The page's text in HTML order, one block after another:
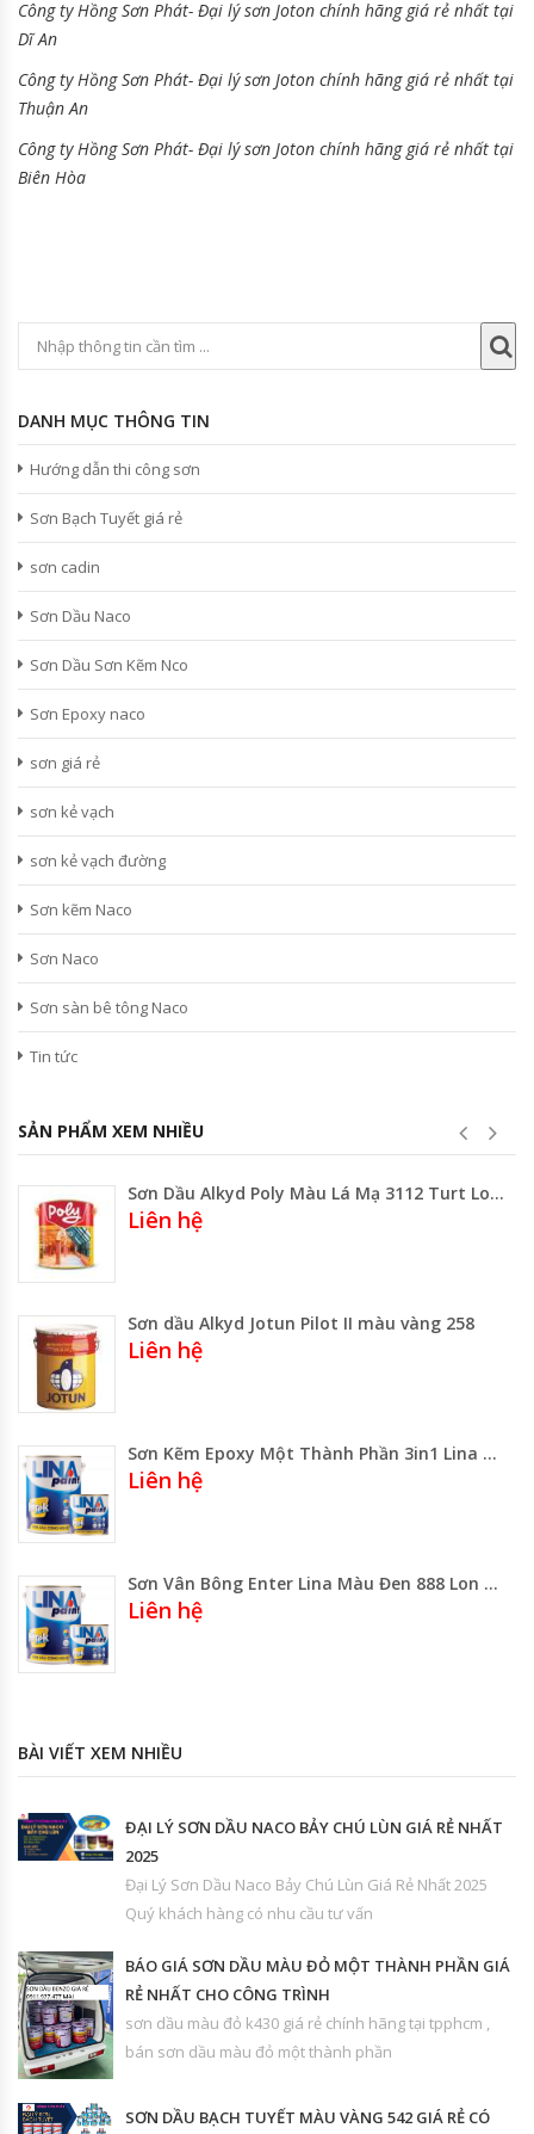
Công ty Hồng Sơn Phát- Đại lý sơn Joton chính hãng giá rẻ nhất tại
Dĩ An
Công ty Hồng Sơn Phát- Đại lý sơn Joton chính hãng giá rẻ nhất tại
Thuận An
Công ty Hồng Sơn Phát- Đại lý sơn Joton chính hãng giá rẻ nhất tại
Biên Hòa
DANH MỤC THÔNG TIN
Hướng dẫn thi công sơn
Sơn Bạch Tuyết giá rẻ
sơn cadin
Sơn Dầu Naco
Sơn Dầu Sơn Kẽm Nco
Sơn Epoxy naco
sơn giá rẻ
sơn kẻ vạch
sơn kẻ vạch đường
Sơn kẽm Naco
Sơn Naco
Sơn sàn bê tông Naco
Tin tức
SẢN PHẨM XEM NHIỀU
Sơn Dầu Alkyd Poly Màu Lá Mạ 3112 Turt Lon 800ML-3 Lít -Thùng 17.75 Lít
Liên hệ
Sơn dầu Alkyd Jotun Pilot II màu vàng 258
Liên hệ
Sơn Kẽm Epoxy Một Thành Phần 3in1 Lina 910 Màu Xám
Liên hệ
Sơn Vân Bông Enter Lina Màu Đen 888 Lon 1kg -3kg -5kg -Thùng 20kg
Liên hệ
BÀI VIẾT XEM NHIỀU
ĐẠI LÝ SƠN DẦU NACO BẢY CHÚ LÙN GIÁ RẺ NHẤT
2025
Đại Lý Sơn Dầu Naco Bảy Chú Lùn Giá Rẻ Nhất 2025
Quý khách hàng có nhu cầu tư vấn
BÁO GIÁ SƠN DẦU MÀU ĐỎ MỘT THÀNH PHẦN GIÁ
RẺ NHẤT CHO CÔNG TRÌNH
sơn dầu màu đỏ k430 giá rẻ chính hãng tại tpphcm ,
bán sơn dầu màu đỏ một thành phần
SƠN DẦU BẠCH TUYẾT MÀU VÀNG 542 GIÁ RẺ CÓ